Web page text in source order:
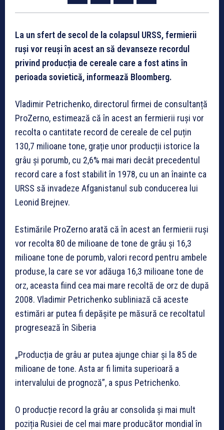
La un sfert de secol de la colapsul URSS, fermierii
ruși vor reuși în acest an să devanseze recordul
privind producția de cereale care a fost atins în
perioada sovietică, informează Bloomberg.
Vladimir Petrichenko, directorul firmei de consultanță
ProZerno, estimează că în acest an fermierii ruși vor
recolta o cantitate record de cereale de cel puțin
130,7 milioane tone, grație unor producții istorice la
grâu și porumb, cu 2,6% mai mari decât precedentul
record care a fost stabilit în 1978, cu un an înainte ca
URSS să invadeze Afganistanul sub conducerea lui
Leonid Brejnev.
Estimările ProZerno arată că în acest an fermierii ruși
vor recolta 80 de milioane de tone de grâu și 16,3
milioane tone de porumb, valori record pentru ambele
produse, la care se vor adăuga 16,3 milioane tone de
orz, aceasta fiind cea mai mare recoltă de orz de după
2008. Vladimir Petrichenko subliniază că aceste
estimări ar putea fi depășite pe măsură ce recoltatul
progresează în Siberia
„Producția de grâu ar putea ajunge chiar și la 85 de
milioane de tone. Asta ar fi limita superioară a
intervalului de prognoză”, a spus Petrichenko.
O producție record la grâu ar consolida și mai mult
poziția Rusiei de cel mai mare producător mondial în